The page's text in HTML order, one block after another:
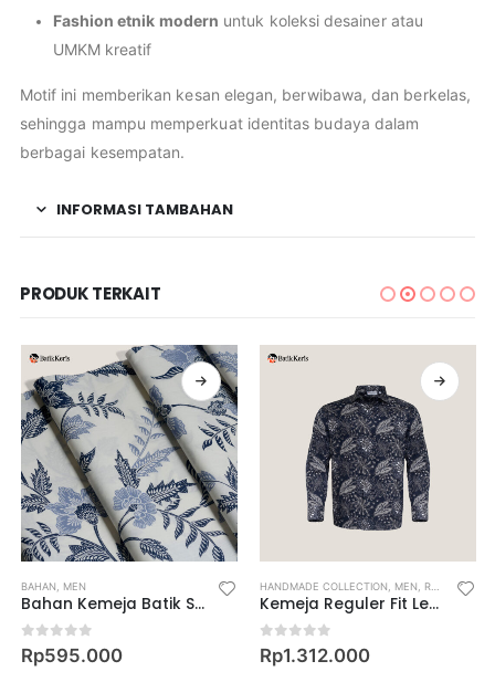
Fashion etnik modern untuk koleksi desainer atau
UMKM kreatif
Motif ini memberikan kesan elegan, berwibawa, dan berkelas,
sehingga mampu memperkuat identitas budaya dalam
berbagai kesempatan.
INFORMASI TAMBAHAN
PRODUK TERKAIT
BAHAN MEN
Bahan Kemeja Batik Semi Pola Motif Keris Wilasa Waradana
0out of 5
Rp595.000
HANDMADE COLLECTION MEN REGULAR FIT LONG SLEEVE SHIRT
Kemeja Reguler Fit Lengan Panjang Motif Ganggeng Mekar
0out of 5
Rp1.312.000